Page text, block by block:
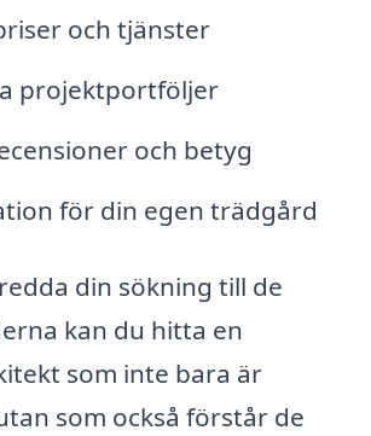
och tjänster
projektportföljer
och betyg
för din egen trädgård
din sökning till de
kan du hitta en
som inte bara är
som också förstår de